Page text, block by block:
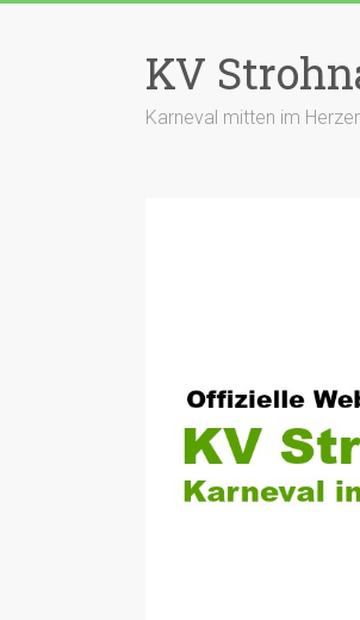
KV
Karneval mitten im